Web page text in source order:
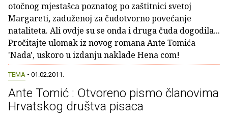
otočnog mjestašca poznatog po zaštitnici svetoj
Margareti, zaduženoj za čudotvorno povećanje
nataliteta. Ali ovdje su se onda i druga čuda dogodila...
Pročitajte ulomak iz novog romana Ante Tomića
'Nada', uskoro u izdanju naklade Hena com!
TEMA • 01.02.2011.
Ante Tomić : Otvoreno pismo članovima
Hrvatskog društva pisaca